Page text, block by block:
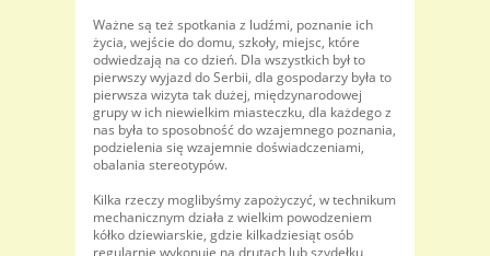
Ważne są też spotkania z ludźmi, poznanie ich
życia, wejście do domu, szkoły, miejsc, które
odwiedzają na co dzień. Dla wszystkich był to
pierwszy wyjazd do Serbii, dla gospodarzy była to
pierwsza wizyta tak dużej, międzynarodowej
grupy w ich niewielkim miasteczku, dla każdego z
nas była to sposobność do wzajemnego poznania,
podzielenia się wzajemnie doświadczeniami,
obalania stereotypów.
Kilka rzeczy moglibyśmy zapożyczyć, w technikum
mechanicznym działa z wielkim powodzeniem
kółko dziewiarskie, gdzie kilkadziesiąt osób
regularnie wykonuje na drutach lub szydełku